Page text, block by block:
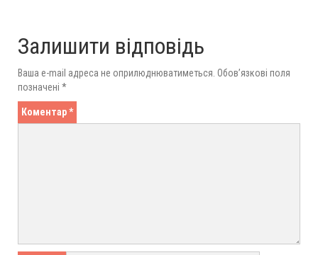
Залишити відповідь
Ваша e-mail адреса не оприлюднюватиметься. Обов’язкові поля
позначені *
Коментар*